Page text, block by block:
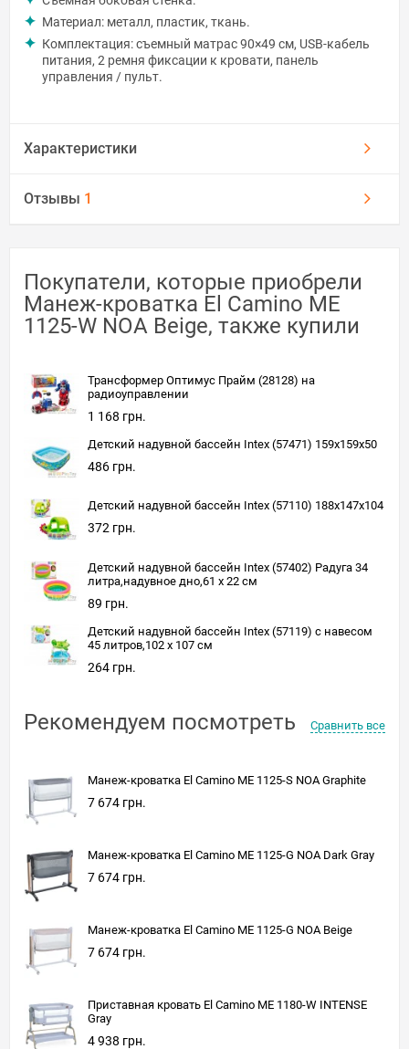
Материал: металл, пластик, ткань.
Комплектация: съемный матрас 90×49 см, USB-кабель
питания, 2 ремня фиксации к кровати, панель
управления / пульт.
Характеристики
Отзывы 1
Покупатели, которые приобрели
Манеж-кроватка El Camino ME
1125-W NOA Beige, также купили
Трансформер Оптимус Прайм (28128) на
радиоуправлении
1 168 грн.
Детский надувной бассейн Intex (57471) 159x159x50
486 грн.
Детский надувной бассейн Intex (57110) 188x147x104
372 грн.
Детский надувной бассейн Intex (57402) Радуга 34
литра,надувное дно,61 x 22 см
89 грн.
Детский надувной бассейн Intex (57119) с навесом
45 литров,102 x 107 см
264 грн.
Рекомендуем посмотреть Сравнить все
Манеж-кроватка El Camino ME 1125-S NOA Graphite
7 674 грн.
Манеж-кроватка El Camino ME 1125-G NOA Dark Gray
7 674 грн.
Манеж-кроватка El Camino ME 1125-G NOA Beige
7 674 грн.
Приставная кровать El Camino ME 1180-W INTENSE
Gray
4 938 грн.